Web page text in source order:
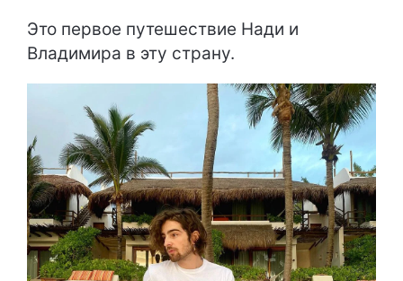
Это первое путешествие Нади и
Владимира в эту страну.